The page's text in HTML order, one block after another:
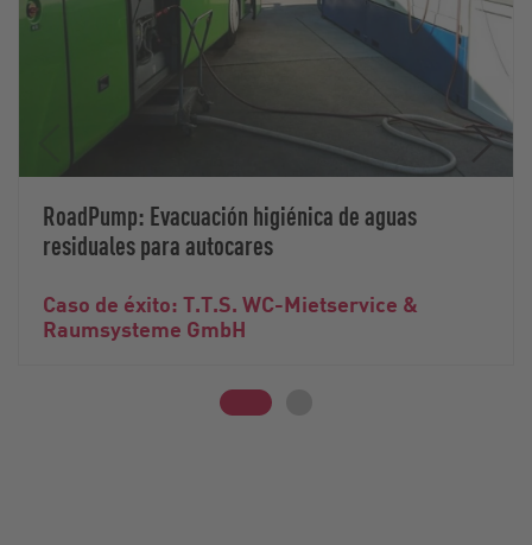
RoadPump: Evacuación higiénica de aguas
residuales para autocares
Caso de éxito: T.T.S. WC-Mietservice &
Raumsysteme GmbH